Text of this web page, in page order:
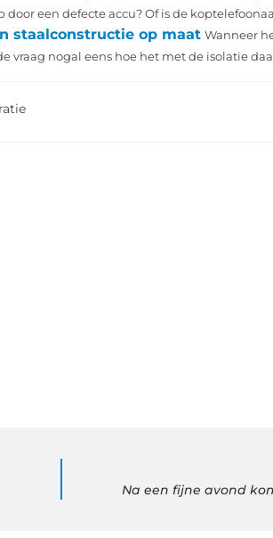
door een defecte accu? Of is de
staalconstructie op maat Wanneer
vraag nogal eens hoe het met de isolatie
Na een fijne avond